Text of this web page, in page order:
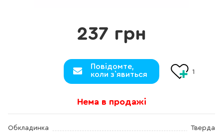
237 грн
Повідомте,
коли з`явиться
1
Нема в продажі
Обкладинка Тверда